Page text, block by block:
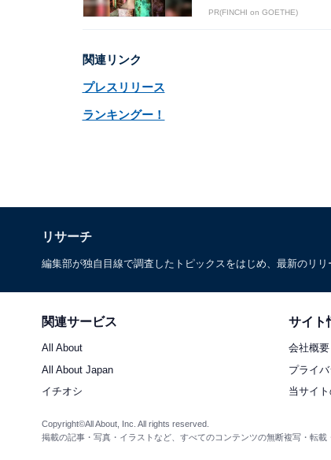
PR(FINCHI on GOETHE)
関連リンク
プレスリリース
ランキングー！
リサーチ
編集部が独自目線で調査したトピックスをはじめ、最新のリ
関連サービス
All About
All About Japan
イチオシ
サイト
会社概要
プライ
当サイ
Copyright©All About, Inc. All rights reserved.
掲載の記事・写真・イラストなど、すべてのコンテンツの無断複写・転載